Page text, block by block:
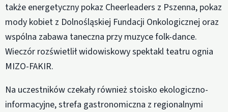
także energetyczny pokaz Cheerleaders z Pszenna, pokaz
mody kobiet z Dolnośląskiej Fundacji Onkologicznej oraz
wspólna zabawa taneczna przy muzyce folk-dance.
Wieczór rozświetlił widowiskowy spektakl teatru ognia
MIZO-FAKIR.
Na uczestników czekały również stoisko ekologiczno-
informacyjne, strefa gastronomiczna z regionalnymi